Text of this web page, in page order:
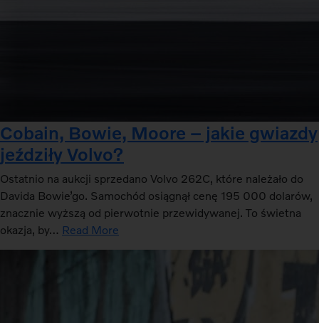
Cobain, Bowie, Moore – jakie gwiazdy
jeździły Volvo?
Ostatnio na aukcji sprzedano Volvo 262C, które należało do
Davida Bowie’go. Samochód osiągnął cenę 195 000 dolarów,
znacznie wyższą od pierwotnie przewidywanej. To świetna
okazja, by… Read More